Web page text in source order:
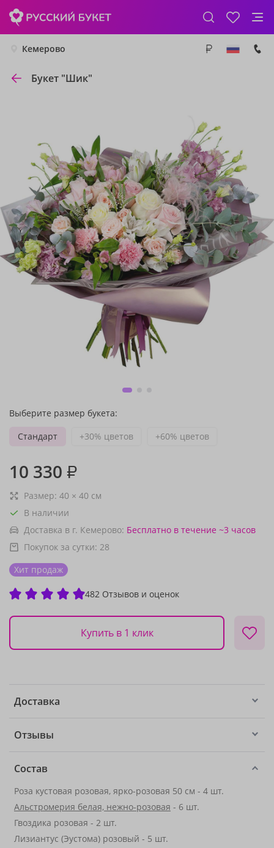
Кемерово
Букет "Шик"
Выберите размер букета:
Стандарт
+30% цветов +60% цветов
10 330 ₽
Размер: 40 × 40 см
В наличии
Доставка в г. Кемерово: Бесплатно в течение ~3 часов
Покупок за сутки: 28
Хит продаж
482 Отзывов и оценок
Купить в 1 клик
Доставка
Отзывы
Состав
Роза кустовая розовая, ярко-розовая 50 см - 4 шт.
Альстромерия белая, нежно-розовая - 6 шт.
Гвоздика розовая - 2 шт.
Лизиантус (Эустома) розовый - 5 шт.